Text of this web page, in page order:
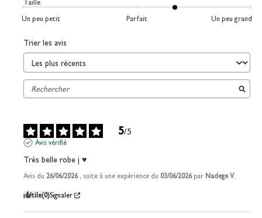
Taille
Un peu petit
Parfait Un peu grand
Trier les avis
5/5
Avis vérifié
Très belle robe j ♥
Avis du 26/06/2026 , suite à une expérience du 03/06/2026 par Nadege V.
Utile(0)Signaler